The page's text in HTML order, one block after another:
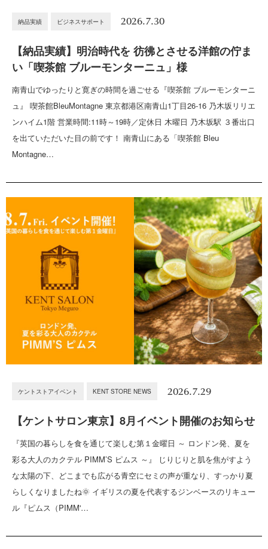
納品実績 ビジネスサポート 2026.7.30
【納品実績】明治時代を 彷彿とさせる洋館の佇ま
い「喫茶館 ブルーモンターニュ」様
南青山でゆったりと寛ぎの時間を過ごせる『喫茶館 ブルーモンターニ
ュ』 喫茶館BleuMontagne 東京都港区南青山1丁目26-16 乃木坂リリエ
ンハイム1階 営業時間:11時～19時／定休日 木曜日 乃木坂駅 ３番出口
を出ていただいた目の前です！ 南青山にある「喫茶館 Bleu
Montagne…
ケントストアイベント KENT STORE NEWS 2026.7.29
【ケントサロン東京】8月イベント開催のお知らせ
『英国の暮らしを食を通じて楽しむ第１金曜日 ～ ロンドン発、夏を
彩る大人のカクテル PIMM’S ピムス ～』 じりじりと肌を焦がすよう
な太陽の下、どこまでも広がる青空にセミの声が重なり、すっかり夏
らしくなりましたね🌞 イギリスの夏を代表するジンベースのリキュー
ル『ピムス（PIMM'…